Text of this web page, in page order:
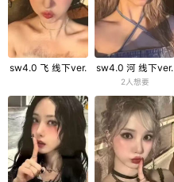
sw4.0 飞 线下ver. sw4.0 河 线下ver.
2人想要